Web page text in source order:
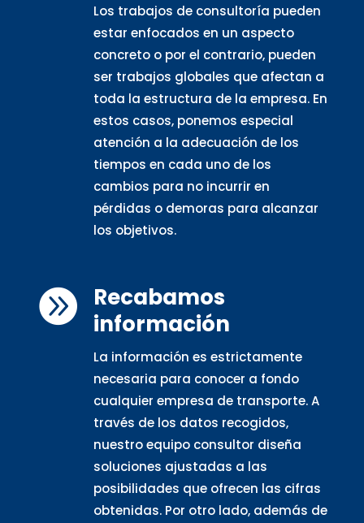
Los trabajos de consultoría pueden
estar enfocados en un aspecto
concreto o por el contrario, pueden
ser trabajos globales que afectan a
toda la estructura de la empresa. En
estos casos, ponemos especial
atención a la adecuación de los
tiempos en cada uno de los
cambios para no incurrir en
pérdidas o demoras para alcanzar
los objetivos.

Recabamos
información
La información es estrictamente
necesaria para conocer a fondo
cualquier empresa de transporte. A
través de los datos recogidos,
nuestro equipo consultor diseña
soluciones ajustadas a las
posibilidades que ofrecen las cifras
obtenidas. Por otro lado, además de